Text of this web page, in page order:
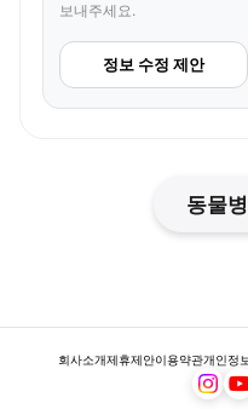
보내주세요.
정보 수정 제안
동물
회사소개제휴제안이용약관개인정